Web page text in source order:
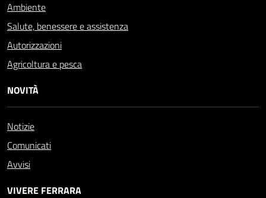
Ambiente
Salute, benessere e assistenza
Autorizzazioni
Agricoltura e pesca
NOVITÀ
Notizie
Comunicati
Avvisi
VIVERE FERRARA